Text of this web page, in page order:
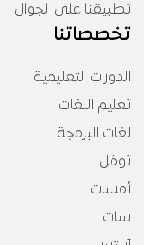
تطبيقنا على الجوال
تخصصاتنا
الدورات التعليمية
تعليم اللغات
لغات البرمجة
توفل
أمسات
سات